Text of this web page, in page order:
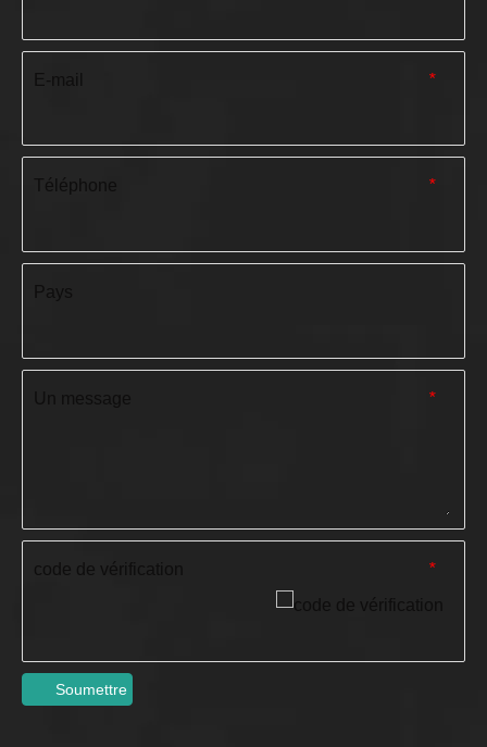
*
*
Téléphone
*
*
code de vérification
Soumettre